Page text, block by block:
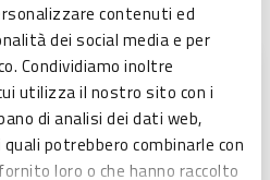
contenuti ed
dei social media e per
Condividiamo inoltre
utilizza il nostro sito con i
di analisi dei dati web,
potrebbero combinarle con
loro o che hanno raccolto